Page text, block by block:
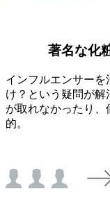
著名な化
インフルエンサーを
け？という疑問が解
が取れなかったり、
的。